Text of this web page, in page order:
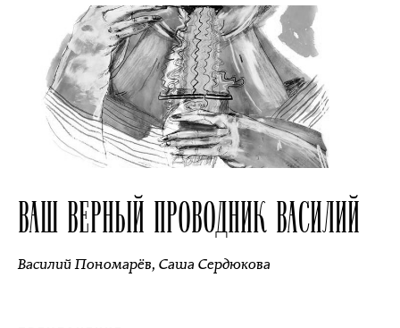
ВАШ ВЕРНЫЙ ПРОВОДНИК ВАСИЛИЙ
Василий Пономарёв, Саша Сердюкова